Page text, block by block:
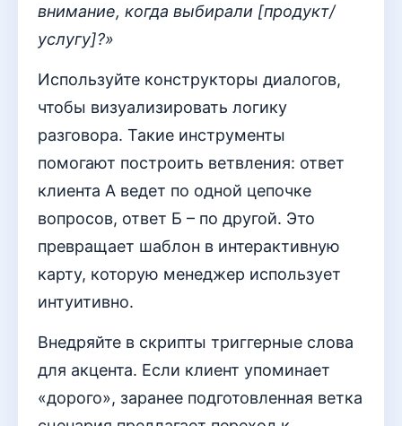
внимание, когда выбирали [продукт/
услугу]?»
Используйте конструкторы диалогов,
чтобы визуализировать логику
разговора. Такие инструменты
помогают построить ветвления: ответ
клиента А ведет по одной цепочке
вопросов, ответ Б – по другой. Это
превращает шаблон в интерактивную
карту, которую менеджер использует
интуитивно.
Внедряйте в скрипты триггерные слова
для акцента. Если клиент упоминает
«дорого», заранее подготовленная ветка